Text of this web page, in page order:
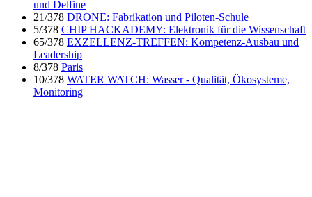
und Delfine
21/378 DRONE: Fabrikation und Piloten-Schule
5/378 CHIP HACKADEMY: Elektronik für die Wissenschaft
65/378 EXZELLENZ-TREFFEN: Kompetenz-Ausbau und
Leadership
8/378 Paris
10/378 WATER WATCH: Wasser - Qualität, Ökosysteme,
Monitoring